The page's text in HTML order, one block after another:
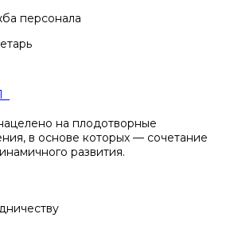
персонала
на плодотворные
в основе которых — сочетание
развития.